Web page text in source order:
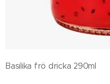
Basilika frö dricka 290ml